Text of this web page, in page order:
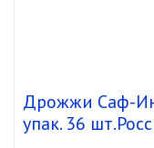
Дрожжи Саф-
упак. 36